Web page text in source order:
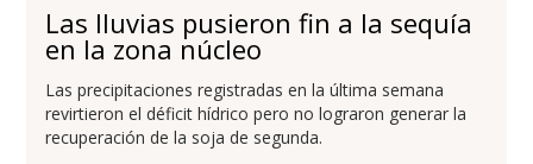
Las lluvias pusieron fin a la sequía
en la zona núcleo
Las precipitaciones registradas en la última semana
revirtieron el déficit hídrico pero no lograron generar la
recuperación de la soja de segunda.